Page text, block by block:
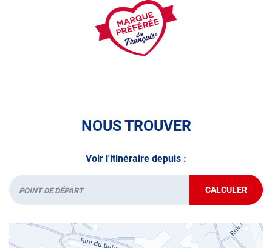
demandez un RDV dans votrecentre Autosur VOIRON
avant de partir en voyage.
AUTOSUR VOIRON
NOUS TROUVER
Voir l'itinéraire depuis :
Départ CALCULER
JUSQU'AU
POINT
VENTE
AUTOSUR
VOIRON